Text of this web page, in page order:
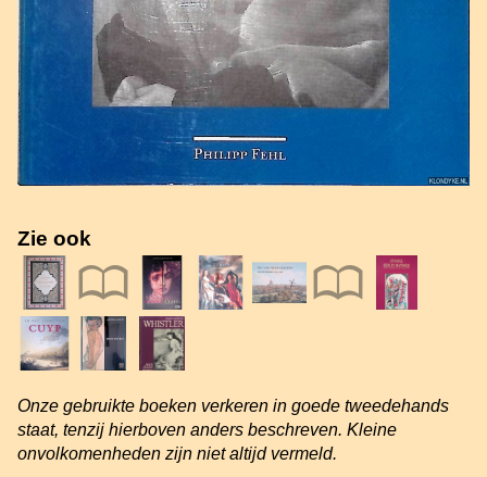
Zie ook
Onze gebruikte boeken verkeren in goede tweedehands
staat, tenzij hierboven anders beschreven. Kleine
onvolkomenheden zijn niet altijd vermeld.